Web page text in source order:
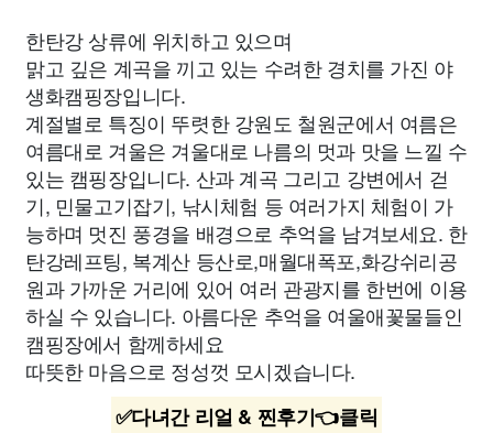
한탄강 상류에 위치하고 있으며
맑고 깊은 계곡을 끼고 있는 수려한 경치를 가진 야
생화캠핑장입니다.
계절별로 특징이 뚜렷한 강원도 철원군에서 여름은
여름대로 겨울은 겨울대로 나름의 멋과 맛을 느낄 수
있는 캠핑장입니다. 산과 계곡 그리고 강변에서 걷
기, 민물고기잡기, 낚시체험 등 여러가지 체험이 가
능하며 멋진 풍경을 배경으로 추억을 남겨보세요. 한
탄강레프팅, 복계산 등산로,매월대폭포,화강쉬리공
원과 가까운 거리에 있어 여러 관광지를 한번에 이용
하실 수 있습니다. 아름다운 추억을 여울애꽃물들인
캠핑장에서 함께하세요
따뜻한 마음으로 정성껏 모시겠습니다.
✅다녀간 리얼 & 찐후기👈클릭